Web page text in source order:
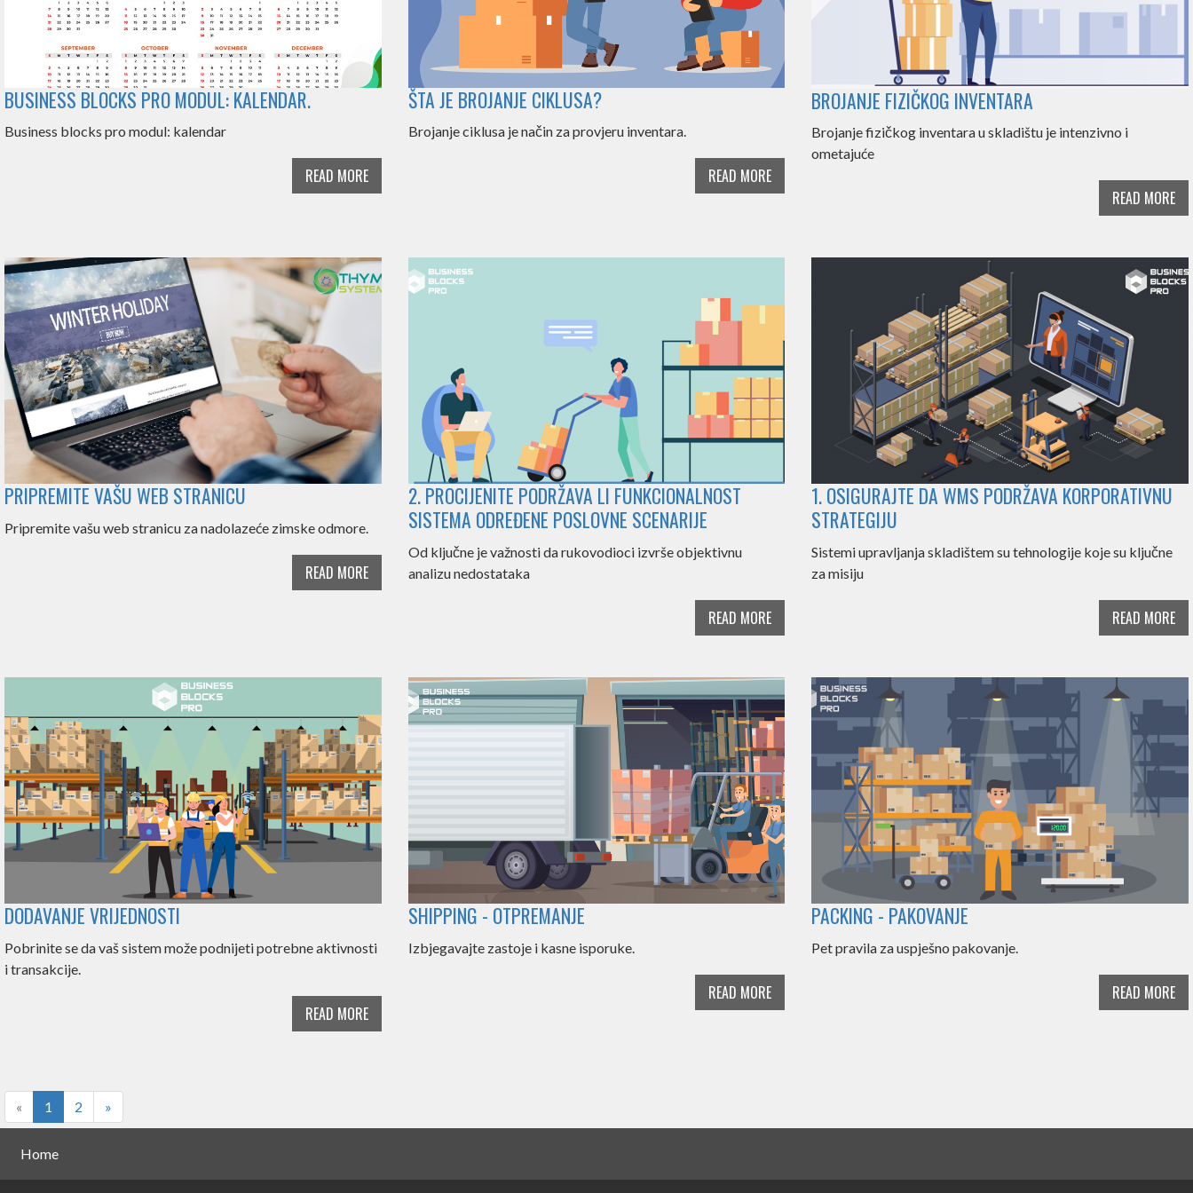
BUSINESS BLOCKS PRO MODUL: KALENDAR.
Business blocks pro modul: kalendar
READ MORE
ŠTA JE BROJANJE CIKLUSA?
Brojanje ciklusa je način za provjeru inventara.
READ MORE
BROJANJE FIZIČKOG INVENTARA
Brojanje fizičkog inventara u skladištu je intenzivno i
ometajuće
READ MORE
PRIPREMITE VAŠU WEB STRANICU
Pripremite vašu web stranicu za nadolazeće zimske odmore.
READ MORE
2. PROCIJENITE PODRŽAVA LI FUNKCIONALNOST
SISTEMA ODREĐENE POSLOVNE SCENARIJE
Od ključne je važnosti da rukovodioci izvrše objektivnu
analizu nedostataka
READ MORE
1. OSIGURAJTE DA WMS PODRŽAVA KORPORATIVNU
STRATEGIJU
Sistemi upravljanja skladištem su tehnologije koje su ključne
za misiju
READ MORE
DODAVANJE VRIJEDNOSTI
Pobrinite se da vaš sistem može podnijeti potrebne aktivnosti
i transakcije.
READ MORE
SHIPPING - OTPREMANJE
Izbjegavajte zastoje i kasne isporuke.
READ MORE
PACKING - PAKOVANJE
Pet pravila za uspješno pakovanje.
READ MORE
« 1 2 »
Home